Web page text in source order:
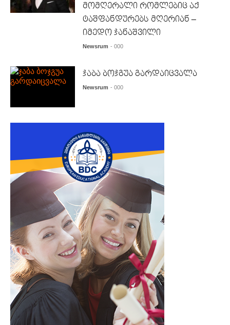
მომღერალი რომლებიც აქ
ტაშფანდურებს მღერიან –
იმედო ჯანაშვილი
Newsrum - 000
ჯაბა ბოჯგუა გარდაიცვალა
Newsrum - 000